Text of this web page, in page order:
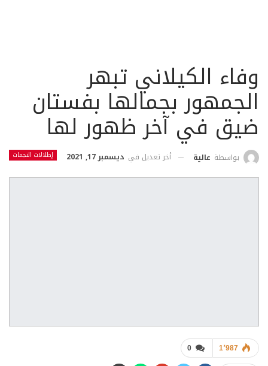
وفاء الكيلاني تبهر
الجمهور بجمالها بفستان
ضيق في آخر ظهور لها
إطلالات النجمات بواسطة عالية أخر تعديل في ديسمبر 17, 2021
0 1٬987